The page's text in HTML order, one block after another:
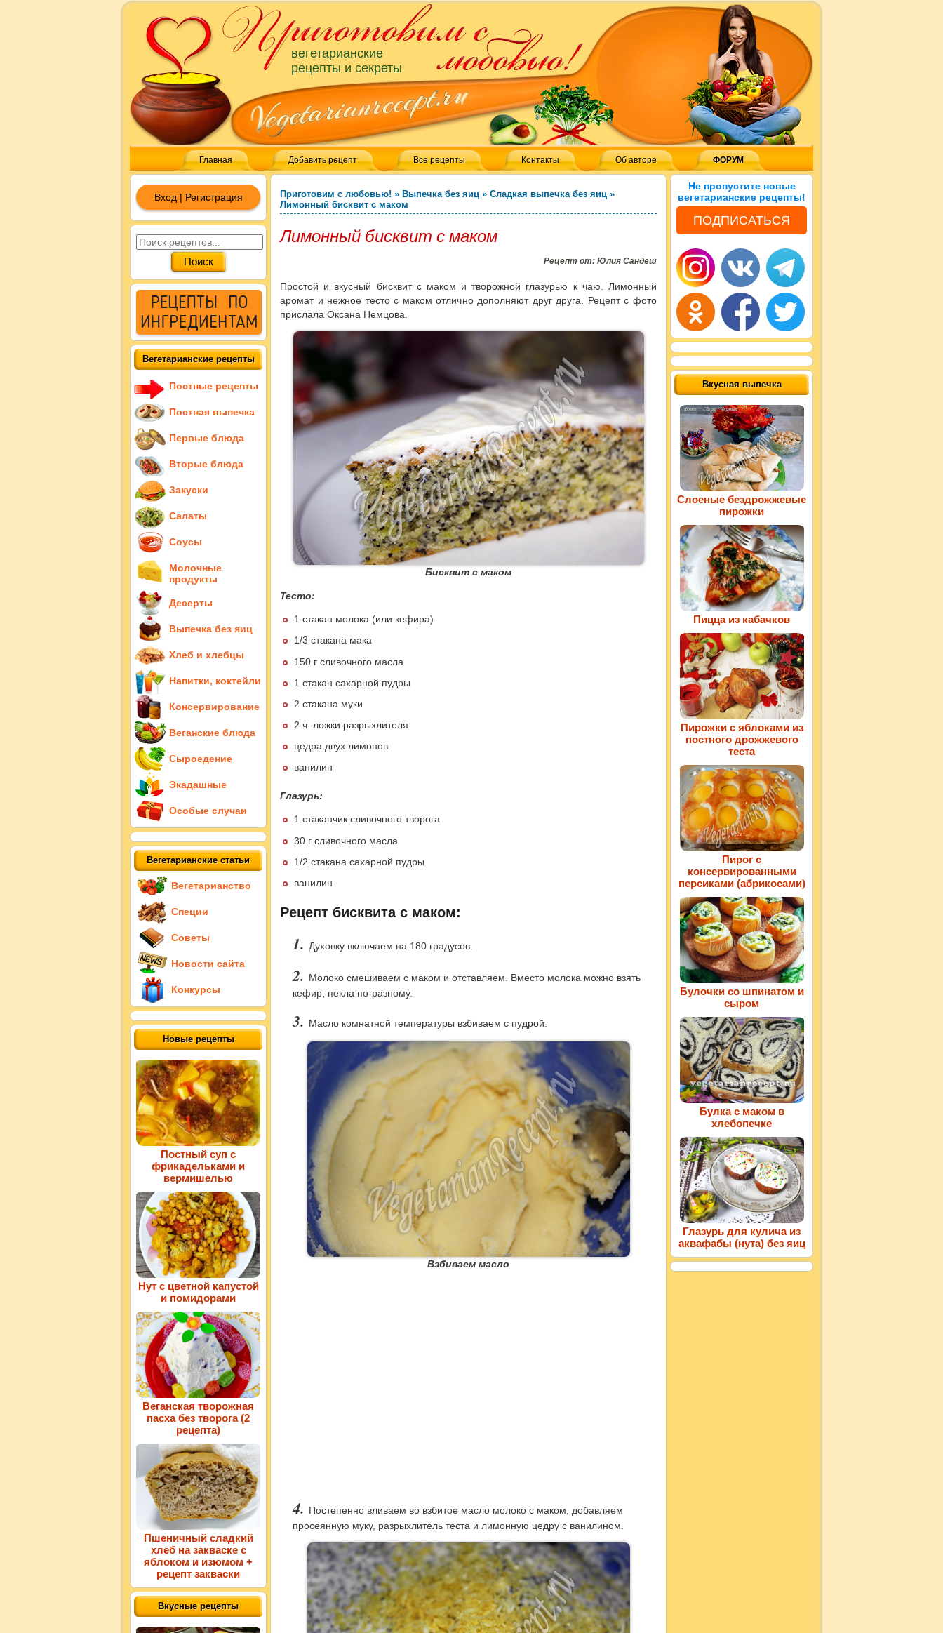
вегетарианские
рецепты и секреты
Главная Добавить рецепт Все рецепты Контакты Об авторе ФОРУМ
Приготовим с любовью! » Выпечка без яиц » Сладкая выпечка без яиц »
Лимонный бисквит с маком
Лимонный бисквит с маком
Рецепт от: Юлия Сандеш
Простой и вкусный бисквит с маком и творожной глазурью к чаю. Лимонный
аромат и нежное тесто с маком отлично дополняют друг друга. Рецепт с фото
прислала Оксана Немцова.
Бисквит с маком
Тесто:
1 стакан молока (или кефира)
1/3 стакана мака
150 г сливочного масла
1 стакан сахарной пудры
2 стакана муки
2 ч. ложки разрыхлителя
цедра двух лимонов
ванилин
Глазурь:
1 стаканчик сливочного творога
30 г сливочного масла
1/2 стакана сахарной пудры
ванилин
Рецепт бисквита с маком:
Духовку включаем на 180 градусов.
Молоко смешиваем с маком и отставляем. Вместо молока можно взять
кефир, пекла по-разному.
Масло комнатной температуры взбиваем с пудрой.
Взбиваем масло
Постепенно вливаем во взбитое масло молоко с маком, добавляем
просеянную муку, разрыхлитель теста и лимонную цедру с ванилином.
Вход | Регистрация
Вегетарианские рецепты
Постные рецепты
Постная выпечка
Первые блюда
Вторые блюда
Закуски
Салаты
Соусы
Молочные
продукты
Десерты
Выпечка без яиц
Хлеб и хлебцы
Напитки, коктейли
Консервирование
Веганские блюда
Сыроедение
Экадашные
Особые случаи
Вегетарианские статьи
Вегетарианство
Специи
Советы
Новости сайта
Конкурсы
Новые рецепты
Постный суп с
фрикадельками и
вермишелью
Нут с цветной капустой
и помидорами
Веганская творожная
пасха без творога (2
рецепта)
Пшеничный сладкий
хлеб на закваске с
яблоком и изюмом +
рецепт закваски
Вкусные рецепты
Не пропустите новые
вегетарианские рецепты!
ПОДПИСАТЬСЯ
Вкусная выпечка
Слоеные бездрожжевые
пирожки
Пицца из кабачков
Пирожки с яблоками из
постного дрожжевого
теста
Пирог с
консервированными
персиками (абрикосами)
Булочки со шпинатом и
сыром
Булка с маком в
хлебопечке
Глазурь для кулича из
аквафабы (нута) без яиц